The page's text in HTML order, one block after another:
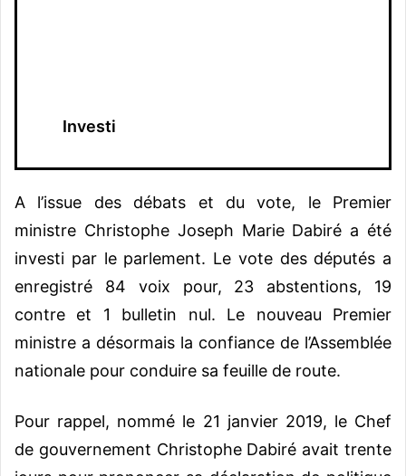
Investi
A l’issue des débats et du vote, le Premier
ministre Christophe Joseph Marie Dabiré a été
investi par le parlement. Le vote des députés a
enregistré 84 voix pour, 23 abstentions, 19
contre et 1 bulletin nul. Le nouveau Premier
ministre a désormais la confiance de l’Assemblée
nationale pour conduire sa feuille de route.
Pour rappel, nommé le 21 janvier 2019, le Chef
de gouvernement Christophe Dabiré avait trente